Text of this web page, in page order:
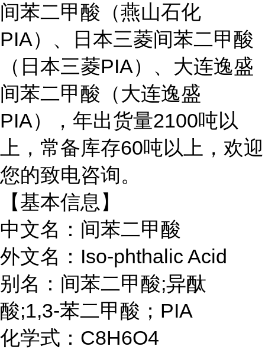
间苯二甲酸（燕山石化
PIA）、日本三菱间苯二甲酸
（日本三菱PIA）、大连逸盛
间苯二甲酸（大连逸盛
PIA），年出货量2100吨以
上，常备库存60吨以上，欢迎
您的致电咨询。
【基本信息】
中文名：间苯二甲酸
外文名：Iso-phthalic Acid
别名：间苯二甲酸;异酞
酸;1,3-苯二甲酸；PIA
化学式：C8H6O4